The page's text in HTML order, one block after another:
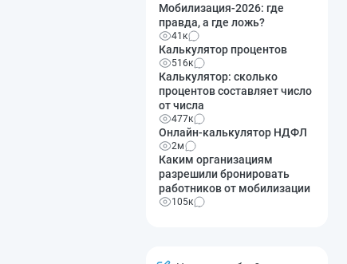
Мобилизация-2026: где
правда, а где ложь?
41к
Калькулятор процентов
516к
Калькулятор: сколько
процентов составляет число
от числа
477к
Онлайн-калькулятор НДФЛ
2м
Каким организациям
разрешили бронировать
работников от мобилизации
105к